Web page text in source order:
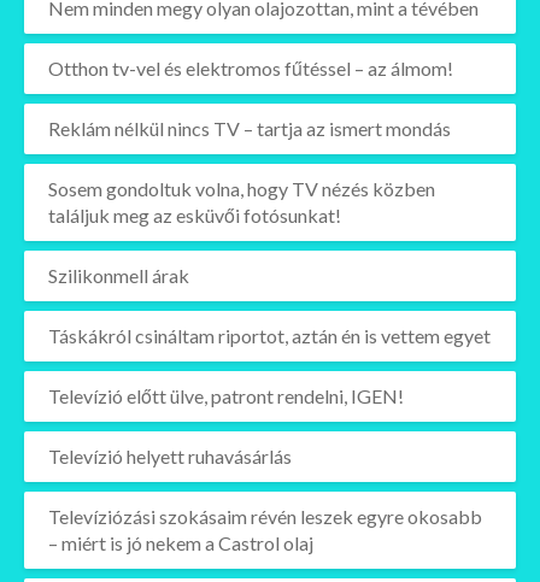
Nem minden megy olyan olajozottan, mint a tévében
Otthon tv-vel és elektromos fűtéssel – az álmom!
Reklám nélkül nincs TV – tartja az ismert mondás
Sosem gondoltuk volna, hogy TV nézés közben
találjuk meg az esküvői fotósunkat!
Szilikonmell árak
Táskákról csináltam riportot, aztán én is vettem egyet
Televízió előtt ülve, patront rendelni, IGEN!
Televízió helyett ruhavásárlás
Televíziózási szokásaim révén leszek egyre okosabb
– miért is jó nekem a Castrol olaj